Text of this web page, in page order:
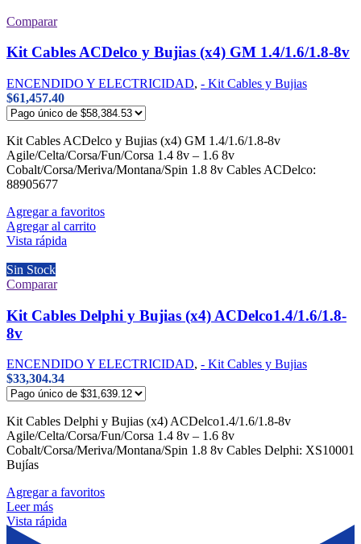
Comparar
Kit Cables ACDelco y Bujias (x4) GM 1.4/1.6/1.8-8v
ENCENDIDO Y ELECTRICIDAD, - Kit Cables y Bujias
$61,457.40
Kit Cables ACDelco y Bujias (x4) GM 1.4/1.6/1.8-8v
Agile/Celta/Corsa/Fun/Corsa 1.4 8v – 1.6 8v
Cobalt/Corsa/Meriva/Montana/Spin 1.8 8v Cables ACDelco:
88905677
Agregar a favoritos
Agregar al carrito
Vista rápida
Sin Stock
Comparar
Kit Cables Delphi y Bujias (x4) ACDelco1.4/1.6/1.8-
8v
ENCENDIDO Y ELECTRICIDAD, - Kit Cables y Bujias
$33,304.34
Kit Cables Delphi y Bujias (x4) ACDelco1.4/1.6/1.8-8v
Agile/Celta/Corsa/Fun/Corsa 1.4 8v – 1.6 8v
Cobalt/Corsa/Meriva/Montana/Spin 1.8 8v Cables Delphi: XS10001
Bujías
Agregar a favoritos
Leer más
Vista rápida